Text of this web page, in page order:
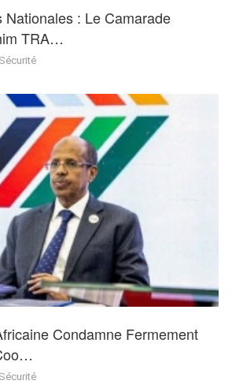
Nationales : Le Camarade
TRA…
Sécurité
Condamne Fermement
Sécurité